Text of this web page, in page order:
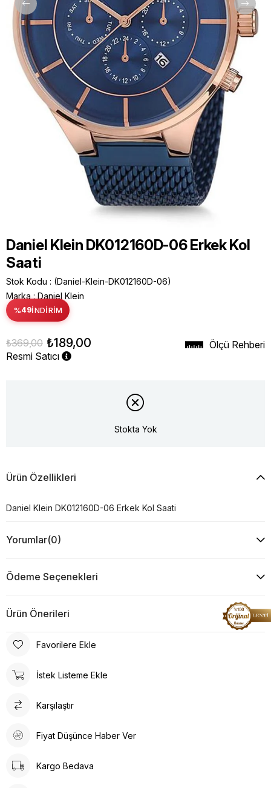
Daniel Klein DK012160D-06 Erkek Kol
Saati
Stok Kodu
(Daniel-Klein-DK012160D-06)
Marka : Daniel Klein
%49İNDIRIM
₺369,00 ₺189,00
Resmi Satıcı
Ölçü Rehberi
Stokta Yok
Ürün Özellikleri
Daniel Klein DK012160D-06 Erkek Kol Saati
Yorumlar(0)
Ödeme Seçenekleri
Ürün Önerileri
Favorilere Ekle
İstek Listeme Ekle
Karşılaştır
Fiyat Düşünce Haber Ver
Kargo Bedava